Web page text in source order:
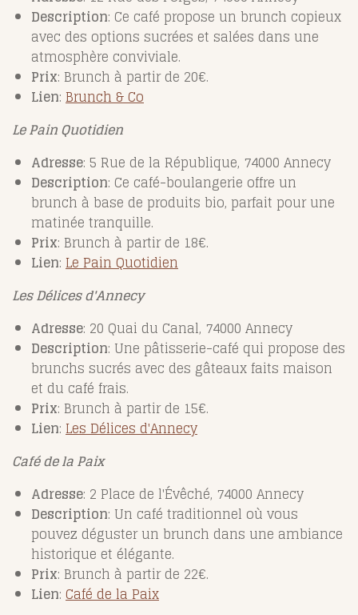
Description: Ce café propose un brunch copieux
avec des options sucrées et salées dans une
atmosphère conviviale.
Prix: Brunch à partir de 20€.
Lien: Brunch& Co
Le Pain Quotidien
Adresse: 5 Rue de la République, 74000 Annecy
Description: Ce café-boulangerie offre un
brunch à base de produits bio, parfait pour une
matinée tranquille.
Prix: Brunch à partir de 18€.
Lien: LePainQuotidien
Les Délices d'Annecy
Adresse: 20 Quai du Canal, 74000 Annecy
Description: Une pâtisserie-café qui propose des
brunchs sucrés avec des gâteaux faits maison
et du café frais.
Prix: Brunch à partir de 15€.
Lien: LesDélicesd'Annecy
Café de la Paix
Adresse: 2 Place de l'Évêché, 74000 Annecy
Description: Un café traditionnel où vous
pouvez déguster un brunch dans une ambiance
historique et élégante.
Prix: Brunch à partir de 22€.
Lien: CafédelaPaix